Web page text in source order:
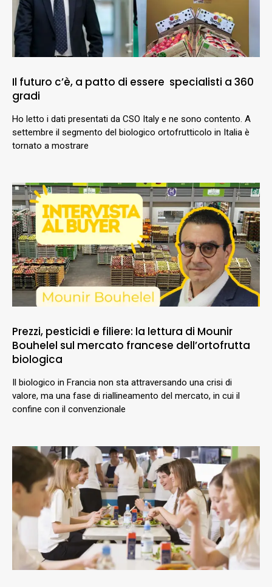
Il futuro c’è, a patto di essere specialisti a 360
gradi
Ho letto i dati presentati da CSO Italy e ne sono contento. A
settembre il segmento del biologico ortofrutticolo in Italia è
tornato a mostrare
Prezzi, pesticidi e filiere: la lettura di Mounir
Bouhelel sul mercato francese dell’ortofrutta
biologica
Il biologico in Francia non sta attraversando una crisi di
valore, ma una fase di riallineamento del mercato, in cui il
confine con il convenzionale